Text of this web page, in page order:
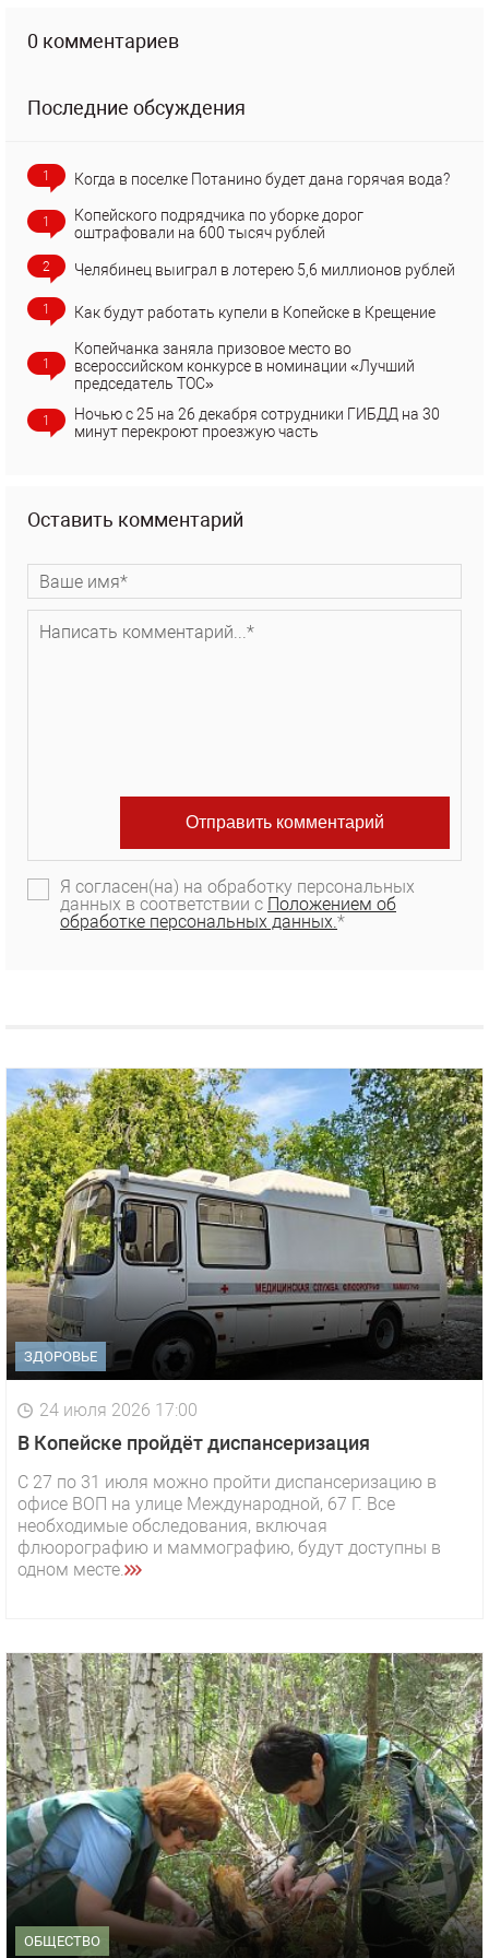
0 комментариев
Последние обсуждения
1 Когда в поселке Потанино будет дана горячая вода?
1
Копейского подрядчика по уборке дорог
оштрафовали на 600 тысяч рублей
2 Челябинец выиграл в лотерею 5,6 миллионов рублей
1 Как будут работать купели в Копейске в Крещение
1
Копейчанка заняла призовое место во
всероссийском конкурсе в номинации «Лучший
председатель ТОС»
1
Ночью с 25 на 26 декабря сотрудники ГИБДД на 30
минут перекроют проезжую часть
Оставить комментарий
Я согласен(на) на обработку персональных
данных в соответствии с Положением об
обработке персональных данных.*
ЗДОРОВЬЕ
24 июля 2026 17:00
В Копейске пройдёт диспансеризация
С 27 по 31 июля можно пройти диспансеризацию в
офисе ВОП на улице Международной, 67 Г. Все
необходимые обследования, включая
флюорографию и маммографию, будут доступны в
одном месте.
ОБЩЕСТВО